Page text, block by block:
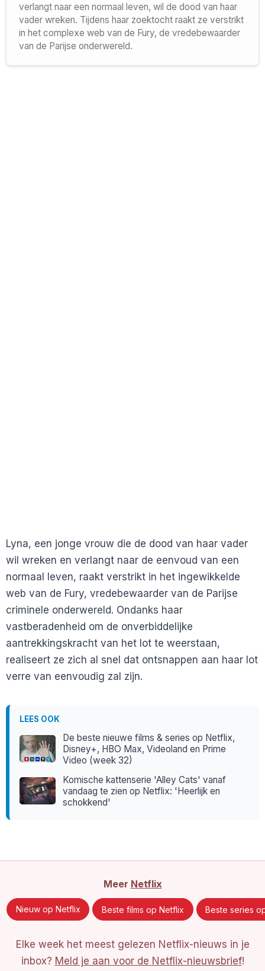
verlangt naar een normaal leven, wil de dood van haar
vader wreken. Tijdens haar zoektocht raakt ze verstrikt
in het complexe web van de Fury, de vredebewaarder
van de Parijse onderwereld.
Lyna, een jonge vrouw die de dood van haar vader
wil wreken en verlangt naar de eenvoud van een
normaal leven, raakt verstrikt in het ingewikkelde
web van de Fury, vredebewaarder van de Parijse
criminele onderwereld. Ondanks haar
vastberadenheid om de onverbiddelijke
aantrekkingskracht van het lot te weerstaan,
realiseert ze zich al snel dat ontsnappen aan haar lot
verre van eenvoudig zal zijn.
LEES OOK
De beste nieuwe films & series op Netflix,
Disney+, HBO Max, Videoland en Prime
Video (week 32)
Komische kattenserie 'Alley Cats' vanaf
vandaag te zien op Netflix: 'Heerlijk en
schokkend'
Meer Netflix
Nieuw op Netflix Beste films op Netflix Beste series
Elke week het meest gelezen Netflix-nieuws in je
inbox? Meld je aan voor de Netflix-nieuwsbrief!